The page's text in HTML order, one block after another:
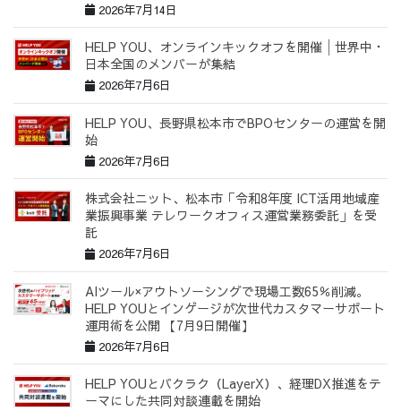
2026年7月14日
HELP YOU、オンラインキックオフを開催│世界中・
日本全国のメンバーが集結
2026年7月6日
HELP YOU、長野県松本市でBPOセンターの運営を開
始
2026年7月6日
株式会社ニット、松本市「令和8年度 ICT活用地域産
業振興事業 テレワークオフィス運営業務委託」を受
託
2026年7月6日
AIツール×アウトソーシングで現場工数65％削減。
HELP YOUとインゲージが次世代カスタマーサポート
運用術を公開 【7月9日開催】
2026年7月6日
HELP YOUとバクラク（LayerX）、経理DX推進をテ
ーマにした共同対談連載を開始